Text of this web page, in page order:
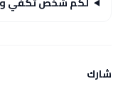
شارك